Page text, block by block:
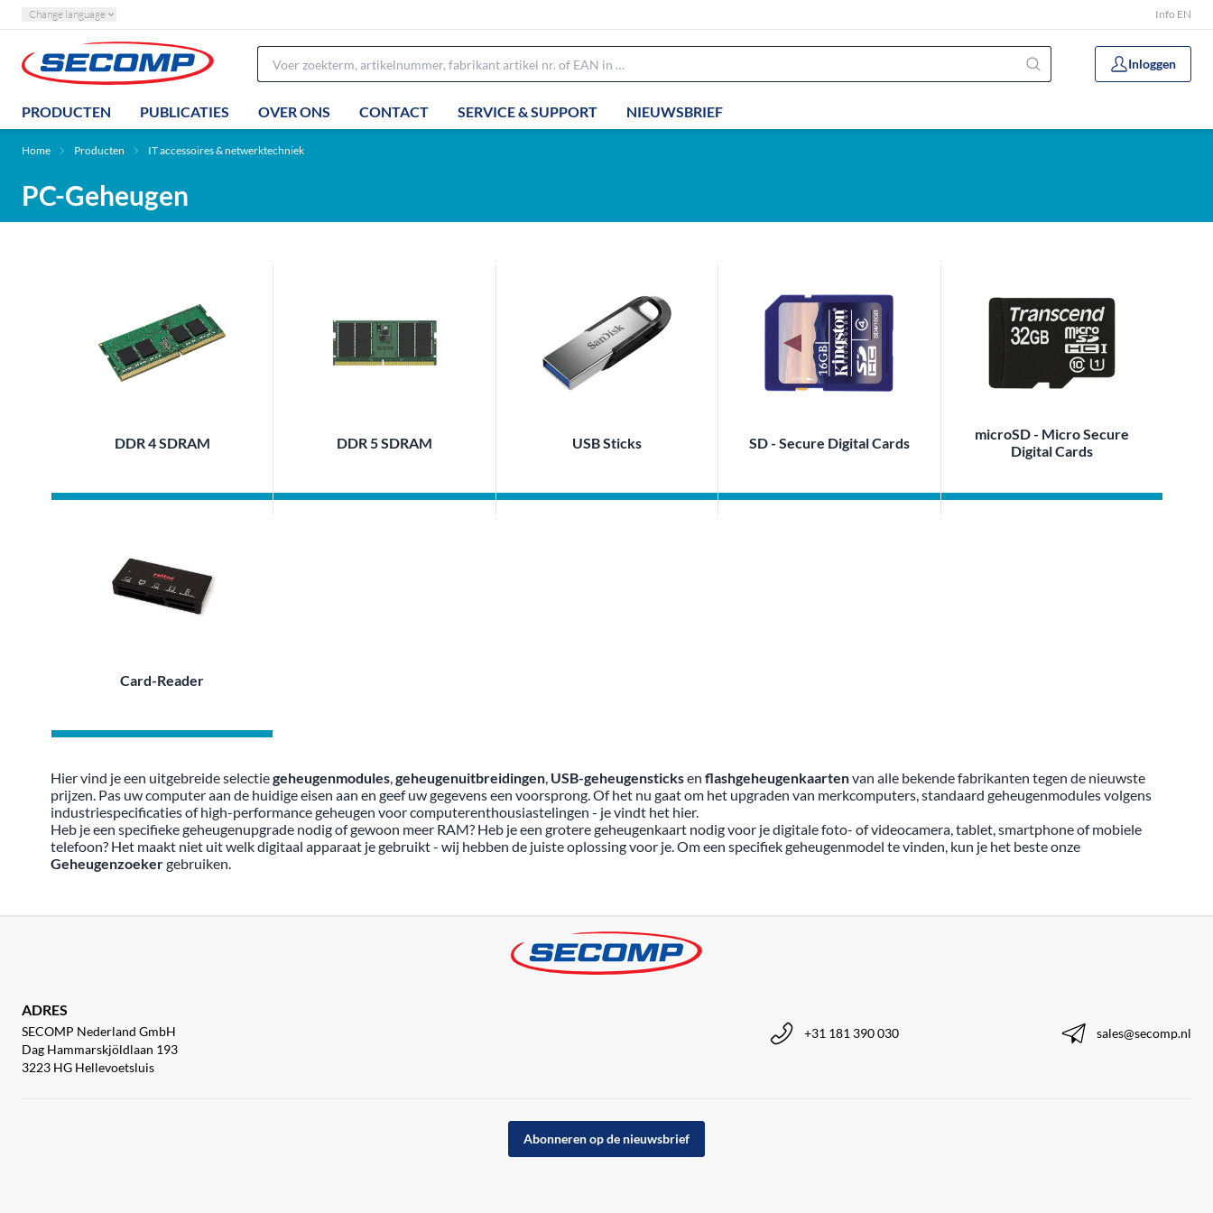
Change language Info EN
Inloggen
PRODUCTEN PUBLICATIES OVER ONS CONTACT SERVICE & SUPPORT NIEUWSBRIEF
Home Producten IT accessoires & netwerktechniek
PC-Geheugen
DDR 4 SDRAM DDR 5 SDRAM USB Sticks SD - Secure Digital Cards
microSD - Micro Secure
Digital Cards
Card-Reader
Hier vind je een uitgebreide selectiegeheugenmodules,geheugenuitbreidingen, USB-geheugensticksen flashgeheugenkaartenvan alle bekende fabrikanten tegen de nieuwste
prijzen. Pas uw computer aan de huidige eisen aan en geef uw gegevens een voorsprong. Of het nu gaat om het upgraden van merkcomputers, standaard geheugenmodules volgens
industriespecificaties of high-performance geheugen voor computerenthousiastelingen - je vindt het hier.
Heb je een specifieke geheugenupgrade nodig of gewoon meer RAM? Heb je een grotere geheugenkaart nodig voor je digitale foto- of videocamera, tablet, smartphone of mobiele
telefoon? Het maakt niet uit welk digitaal apparaat je gebruikt - wij hebben de juiste oplossing voor je. Om een specifiek geheugenmodel te vinden, kun je het beste onze
Geheugenzoekergebruiken.
ADRES
SECOMP Nederland GmbH
Dag Hammarskjöldlaan 193
3223 HG Hellevoetsluis
+31 181 390 030 sales@secomp.nl
Abonneren op de nieuwsbrief